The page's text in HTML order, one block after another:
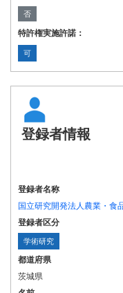
否
特許権実施許諾：
可
登録者情報
登録者名称
国立研究開発法人農業・食
登録者区分
学術研究
都道府県
茨城県